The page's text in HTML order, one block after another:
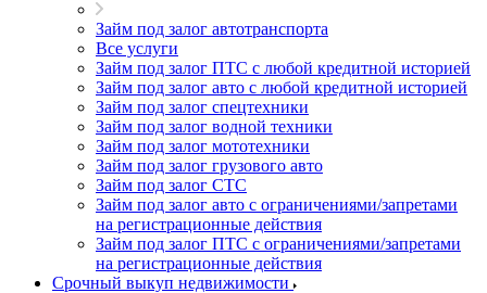
Займ под залог автотранспорта
Все услуги
Займ под залог ПТС с любой кредитной историей
Займ под залог авто с любой кредитной историей
Займ под залог спецтехники
Займ под залог водной техники
Займ под залог мототехники
Займ под залог грузового авто
Займ под залог СТС
Займ под залог авто с ограничениями/запретами
на регистрационные действия
Займ под залог ПТС с ограничениями/запретами
на регистрационные действия
Срочный выкуп недвижимости